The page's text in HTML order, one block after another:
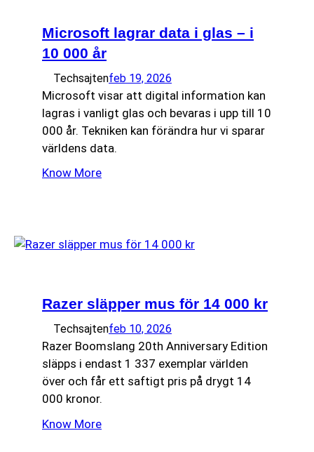
Microsoft lagrar data i glas – i
10 000 år
Techsajtenfeb 19, 2026
Microsoft visar att digital information kan
lagras i vanligt glas och bevaras i upp till 10
000 år. Tekniken kan förändra hur vi sparar
världens data.
Know More
Razer släpper mus för 14 000 kr
Techsajtenfeb 10, 2026
Razer Boomslang 20th Anniversary Edition
släpps i endast 1 337 exemplar världen
över och får ett saftigt pris på drygt 14
000 kronor.
Know More